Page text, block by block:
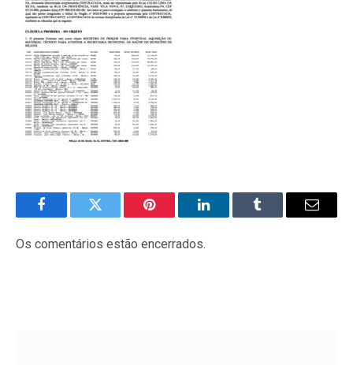
FacebookTwitter Pinterest LinkedInTumblr
E-
Os comentários estão encerrados.